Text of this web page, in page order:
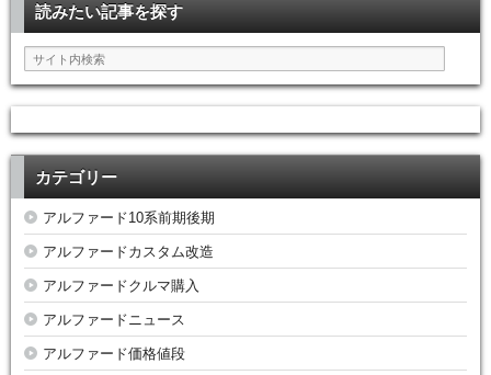
読みたい記事を探す
カテゴリー
アルファード10系前期後期
アルファードカスタム改造
アルファードクルマ購入
アルファードニュース
アルファード価格値段